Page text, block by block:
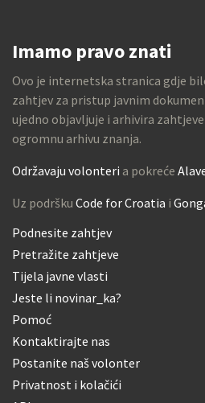
Imamo pravo znati
Ovo je internetska stranica gdje
zahtjev za pristup javnim
ujedno objavljuje i arhivira
ogromnu arhivu znanja.
Održavaju volonteri a pokreće
Uz podršku Code for Croatia i
Podnesite zahtjev
Pretražite zahtjeve
Tijela javne vlasti
Jeste li novinar_ka?
Pomoć
Kontaktirajte nas
Postanite naš volonter
Privatnost i kolačići